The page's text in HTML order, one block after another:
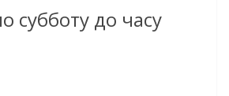
субботу до часу